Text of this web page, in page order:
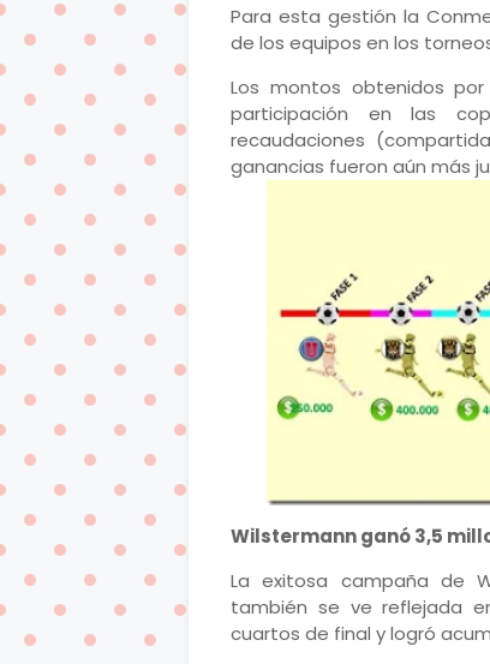
Para esta gestión la
de los equipos en los
Los montos obtenidos
participación en las
recaudaciones
ganancias fueron aún más
Wilstermann ganó 3,5
La exitosa campaña de
también se ve reflejada
cuartos de final y logró